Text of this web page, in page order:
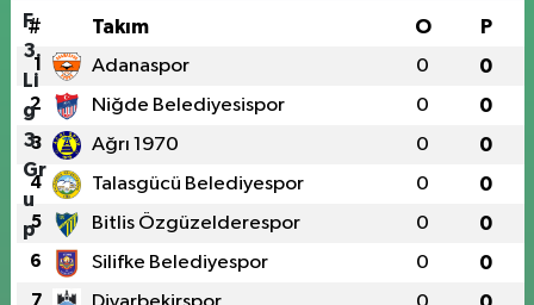
# Takım O P
1 Adanaspor 0 0
2 Niğde Belediyesispor 0 0
3 Ağrı 1970 0 0
4 Talasgücü Belediyespor 0 0
5 Bitlis Özgüzelderespor 0 0
6 Silifke Belediyespor 0 0
7